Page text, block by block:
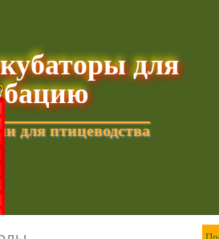
для
для птицеводства